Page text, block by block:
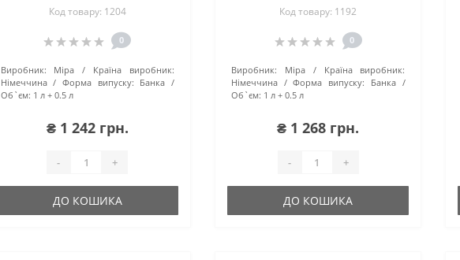
Код товару: 1204
0
Виробник: Mipa
Країна виробник:
Німеччина
Форма випуску: Банка
Об`єм: 1 л + 0.5 л
₴ 1 242 грн.
- +
ДО КОШИКА
Код товару: 1192
0
Виробник: Mipa
Країна виробник:
Німеччина
Форма випуску:
Банка
Об`єм: 1 л + 0.5 л
₴ 1 268 грн.
- +
ДО КОШИКА